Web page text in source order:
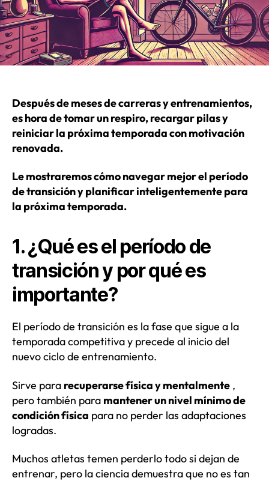
Después de meses de carreras y entrenamientos,
es hora de tomar un respiro, recargar pilas y
reiniciar la próxima temporada con motivación
renovada.
Le mostraremos cómo navegar mejor el período
de transición y planificar inteligentemente para
la próxima temporada.
1. ¿Qué es el período de
transición y por qué es
importante?
El período de transición es la fase que sigue a la
temporada competitiva y precede al inicio del
nuevo ciclo de entrenamiento.
Sirve para recuperarse física y mentalmente ,
pero también para mantener un nivel mínimo de
condición física para no perder las adaptaciones
logradas.
Muchos atletas temen perderlo todo si dejan de
entrenar, pero la ciencia demuestra que no es tan